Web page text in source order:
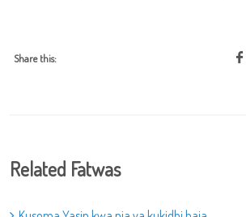
Share this:
Related Fatwas